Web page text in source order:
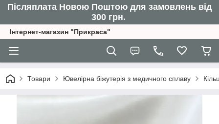
Післяплата Новою Поштою для замовлень від
300 грн.
Інтернет-магазин "Прикраса"
Товари Ювелірна біжутерія з медичного сплаву